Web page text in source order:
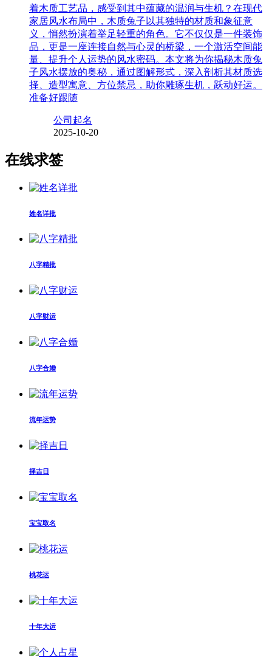
着木质工艺品，感受到其中蕴藏的温润与生机？在现代
家居风水布局中，木质兔子以其独特的材质和象征意
义，悄然扮演着举足轻重的角色。它不仅仅是一件装饰
品，更是一座连接自然与心灵的桥梁，一个激活空间能
量、提升个人运势的风水密码。本文将为你揭秘木质兔
子风水摆放的奥秘，通过图解形式，深入剖析其材质选
择、造型寓意、方位禁忌，助你雕琢生机，跃动好运。
准备好跟随
公司起名
2025-10-20
在线求签
姓名详批
八字精批
八字财运
八字合婚
流年运势
择吉日
宝宝取名
桃花运
十年大运